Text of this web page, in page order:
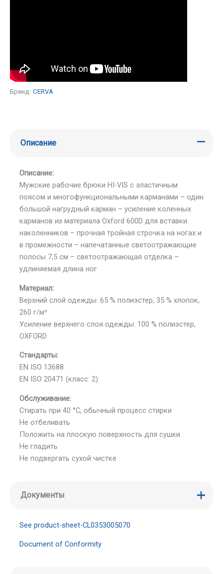
Бренд: CERVA
Описание
Описание:
Мужские рабочие брюки HI-VIS с эластичным
поясом и многофункциональными карманами – один
большой нагрудный карман – усиление коленных
карманов из материала Oxford 600D для вставки
наколенников – прочная тройная строчка на ногах и
в промежности – напечатанные светоотражающие
полосы 7,5 см – светоотражающая отделка –
удлиняемая длина ног
Материал:
Верхний слой одежды: 65 % полиэстер, 35 % хлопок,
260 г/м²
Усиление верхнего слоя одежды: 100 % полиэстер,
OXFORD
Стандарты:
EN ISO 13688
EN ISO 20471 (класс: 2)
Обслуживание:
Стирать при 40 °C, обычный процесс стирки
Не отбеливать
Положить на плоскую поверхность для сушки
Не гладить
Не подвергать сухой чистке
Документы
See product-sheet-CL0353005070
Document of Conformity